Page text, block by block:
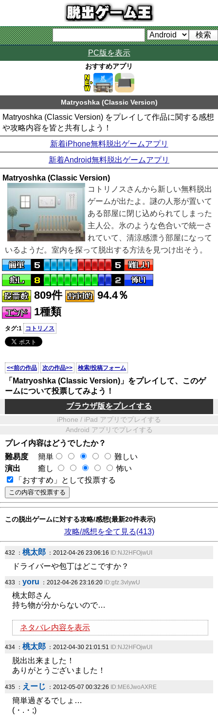
PC版を表示
おすすめアプリ
Matryoshka (Classic Version)
Matryoshka (Classic Version) をプレイして作品に関する感想
や攻略内容を皆と共有しよう！
新着iPhone無料脱出ゲームアプリ
新着Android無料脱出ゲームアプリ
Matryoshka (Classic Version)
コトリノスさんから新しい無料脱出
ゲームが出たよ。謎の人形が置いて
ある部屋に閉じ込められてしまった
主人公。氷のような色合いで統一さ
れていて、清涼感漂う部屋になって
いるようだ。室内を探って脱出する方法を見つけ出そう。
809件
94.4％
1種類
タグ:1 コトリノス
<<前の作品 次の作品>> 検索/投稿フォーム
「Matryoshka (Classic Version)」をプレイして、このゲ
ームについて投票してみよう！
ブラウザ版をプレイする
iPhone / iPad アプリでプレイする
Android アプリでプレイする
プレイ内容はどうでしたか？
難易度
簡単
難しい
演出
癒し
怖い
「おすすめ」として投票する
この脱出ゲームに対する攻略/感想(最新20件表示)
攻略/感想を全て見る(413)
432 ： 桃太郎 ：2012-04-26 23:06:16 ID:NJ2HFOjwUI
ドライバーや包丁はどこですか？
433 ： yoru ：2012-04-26 23:16:20 ID:gfz.3vlywU
桃太郎さん
持ち物が分からないので…
ネタバレ内容を表示
434 ： 桃太郎 ：2012-04-30 21:01:51 ID:NJ2HFOjwUI
脱出出来ました！
ありがとうございました！
435 ： えーじ ：2012-05-07 00:32:26 ID:ME6JwoAXRE
簡単過ぎるでしょ…
(・.・;)